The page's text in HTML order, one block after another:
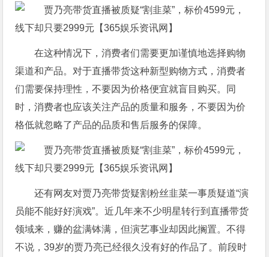
在这种情况下，消费者们需要更加谨慎地选择购物
渠道和产品。对于直播带货这种新型购物方式，消费者
们需要保持理性，不要因为价格便宜就盲目购买。同
时，消费者也应该关注产品的质量和服务，不要因为价
格低就忽略了产品的品质和售后服务的保障。
还有网友对贾乃亮带货疑割粉丝韭菜一事质疑道“演
员能不能好好演戏”。近几年来不少明星转行到直播带货
领域来，赚的盆满钵满，但演艺事业却因此搁置。不得
不说，39岁的贾乃亮已经很久没有好的作品了。前段时